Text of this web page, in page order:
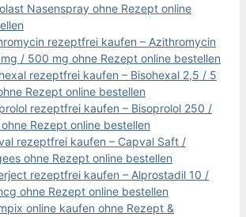
Nasenspray ohne Rezept online
rezeptfrei kaufen – Azithromycin
/ 500 mg ohne Rezept online bestellen
rezeptfrei kaufen – Bisohexal 2,5 / 5
Rezept online bestellen
rezeptfrei kaufen – Bisoprolol 250 /
Rezept online bestellen
rezeptfrei kaufen – Capval Saft /
ohne Rezept online bestellen
rezeptfrei kaufen – Alprostadil 10 /
ohne Rezept online bestellen
online kaufen ohne Rezept &